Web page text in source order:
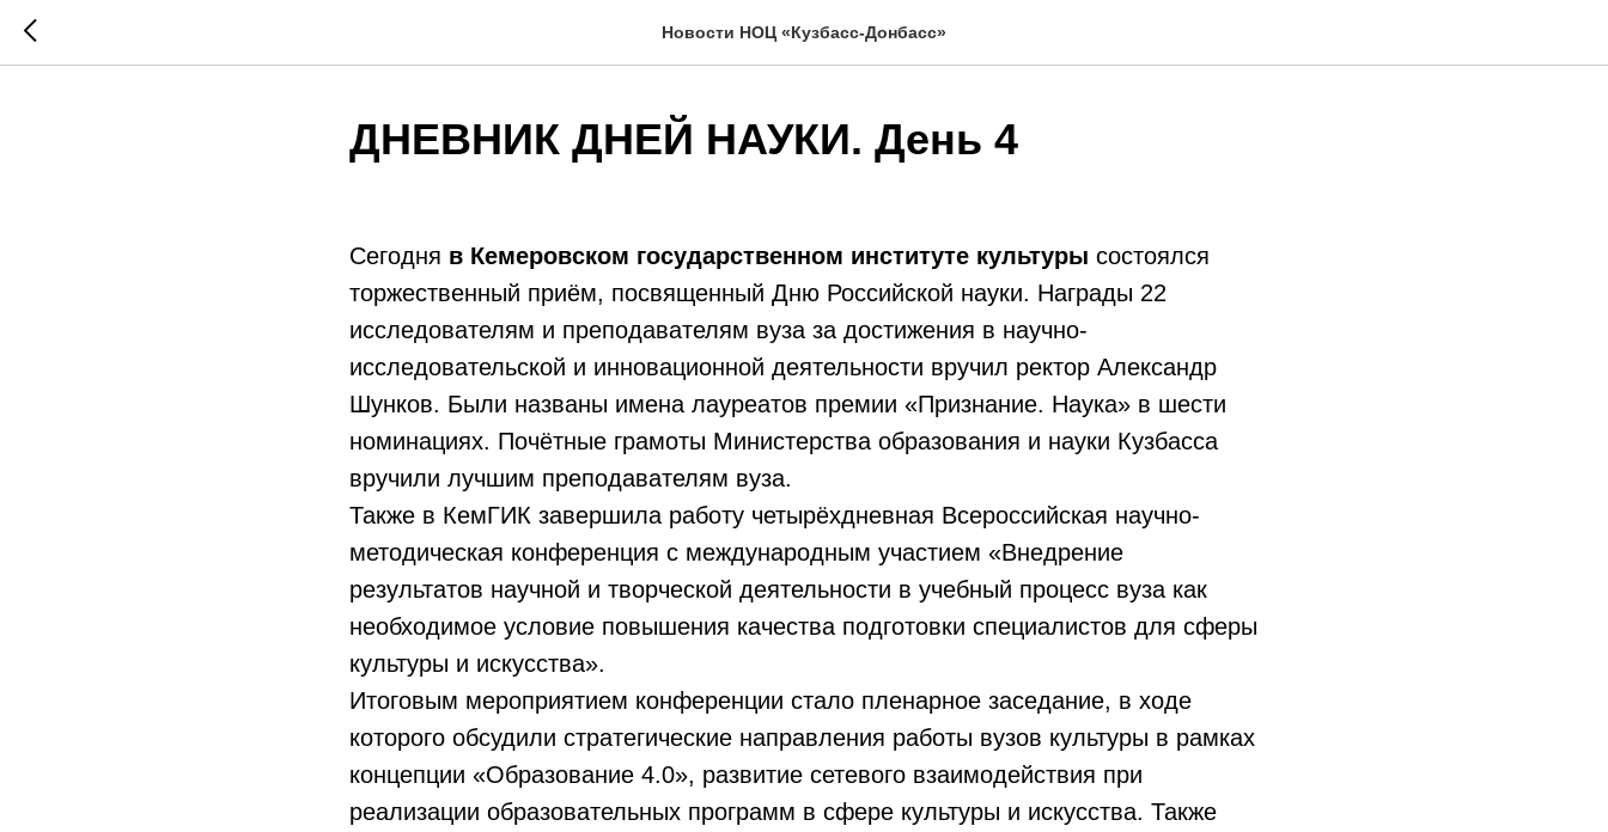
Новости НОЦ «Кузбасс-Донбасс»
ДНЕВНИК ДНЕЙ НАУКИ. День 4
Сегодня в Кемеровском государственном институте культуры состоялся
торжественный приём, посвященный Дню Российской науки. Награды 22
исследователям и преподавателям вуза за достижения в научно-
исследовательской и инновационной деятельности вручил ректор Александр
Шунков. Были названы имена лауреатов премии «Признание. Наука» в шести
номинациях. Почётные грамоты Министерства образования и науки Кузбасса
вручили лучшим преподавателям вуза.
Также в КемГИК завершила работу четырёхдневная Всероссийская научно-
методическая конференция с международным участием «Внедрение
результатов научной и творческой деятельности в учебный процесс вуза как
необходимое условие повышения качества подготовки специалистов для сферы
культуры и искусства».
Итоговым мероприятием конференции стало пленарное заседание, в ходе
которого обсудили стратегические направления работы вузов культуры в рамках
концепции «Образование 4.0», развитие сетевого взаимодействия при
реализации образовательных программ в сфере культуры и искусства. Также